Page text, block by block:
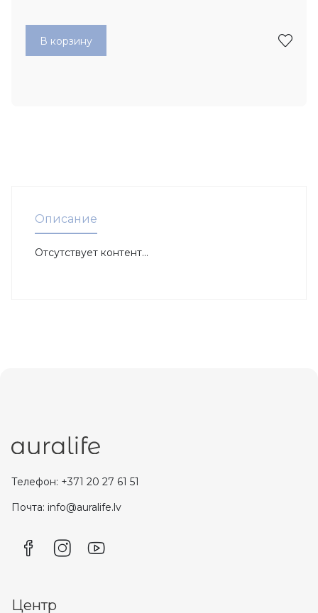
В корзину
Описание
Отсутствует контент...
Телефон: +371 20 27 61 51
Почта: info@auralife.lv
Центр